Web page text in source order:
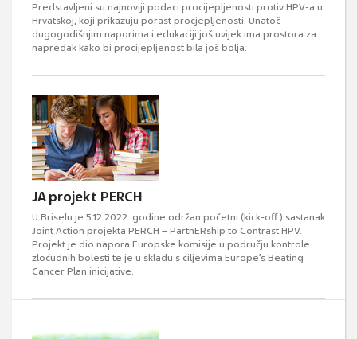
Predstavljeni su najnoviji podaci procijepljenosti protiv HPV-a u
Hrvatskoj, koji prikazuju porast procjepljenosti. Unatoč
dugogodišnjim naporima i edukaciji još uvijek ima prostora za
napredak kako bi procijepljenost bila još bolja.
JA projekt PERCH
U Briselu je 5.12.2022. godine održan početni (kick-off) sastanak
Joint Action projekta PERCH – PartnERship to Contrast HPV.
Projekt je dio napora Europske komisije u području kontrole
zloćudnih bolesti te je u skladu s ciljevima Europe’s Beating
Cancer Plan inicijative.